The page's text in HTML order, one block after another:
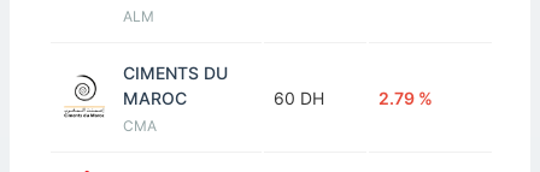
ALM
CIMENTS DU
MAROC
CMA
60 DH 2.79 %